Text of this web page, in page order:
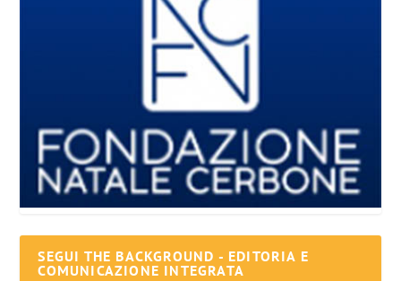
SEGUI THE BACKGROUND - EDITORIA E
COMUNICAZIONE INTEGRATA